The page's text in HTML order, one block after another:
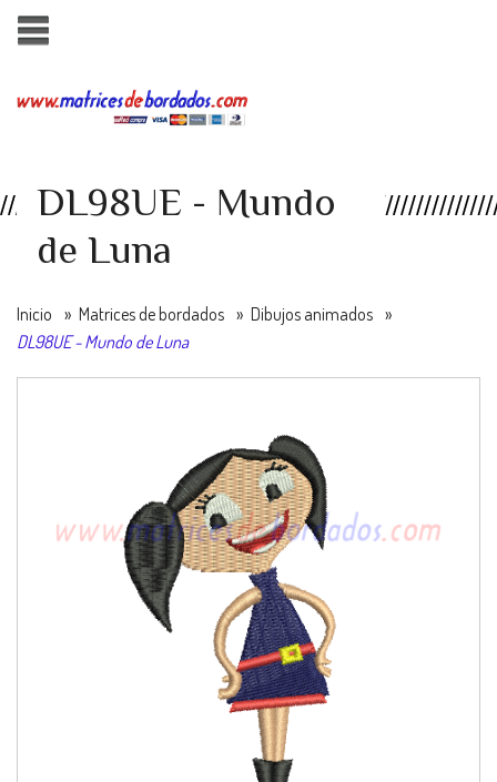
DL98UE - Mundo
de Luna
Inicio » Matrices de bordados » Dibujos animados »
DL98UE - Mundo de Luna